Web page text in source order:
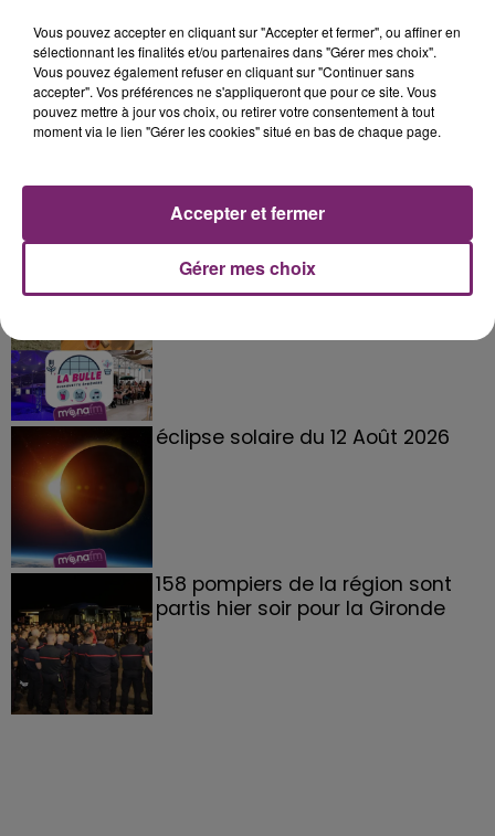
La Bulle - Guinguette éphémère
éclipse solaire du 12 Août 2026
158 pompiers de la région sont
partis hier soir pour la Gironde
Vous pouvez accepter en cliquant sur "Accepter et fermer", ou affiner en
sélectionnant les finalités et/ou partenaires dans "Gérer mes choix".
Vous pouvez également refuser en cliquant sur "Continuer sans
accepter". Vos préférences ne s'appliqueront que pour ce site. Vous
pouvez mettre à jour vos choix, ou retirer votre consentement à tout
moment via le lien "Gérer les cookies" situé en bas de chaque page.
Gérer mes choix
Accepter et fermer